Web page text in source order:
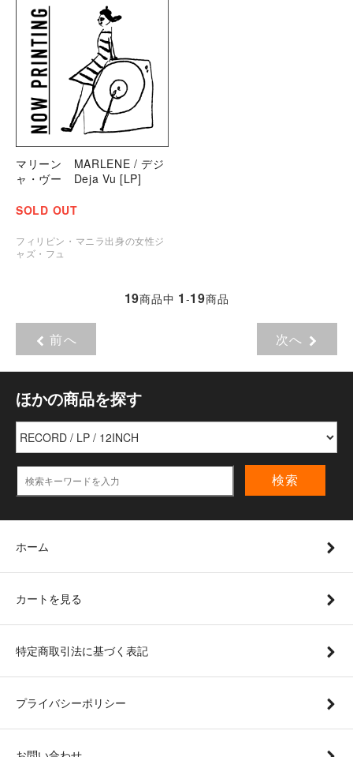
マリーン MARLENE / デジ
ャ・ヴー Deja Vu [LP]
SOLD OUT
フィリピン・マニラ出身の女性ジ
ャズ・フュ
19商品中 1 -19商品
前へ 次へ
ほかの商品を探す
検索
ホーム
カートを見る
特定商取引法に基づく表記
プライバシーポリシー